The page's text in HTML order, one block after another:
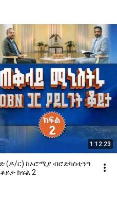
1:12:23
(ዶ/ር) ከኦሮሚያ ብሮድካስቲንግ
ክፍል 2